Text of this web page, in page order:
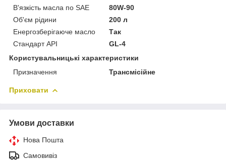
В'язкість масла по SAE
80W-90
Об'єм рідини
200 л
Енергозберігаюче масло
Так
Стандарт API
GL-4
Користувальницькі характеристики
Призначення
Трансмісійне
Приховати
Умови доставки
Нова Пошта
Самовивіз